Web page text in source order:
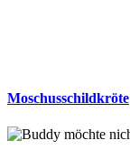
Moschusschildkröte